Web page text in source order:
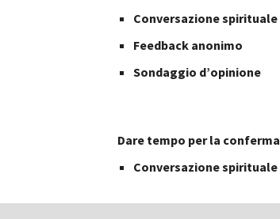
Conversazione spirituale
Feedback anonimo
Sondaggio d’opinione
Dare tempo per la conferma
Conversazione spirituale